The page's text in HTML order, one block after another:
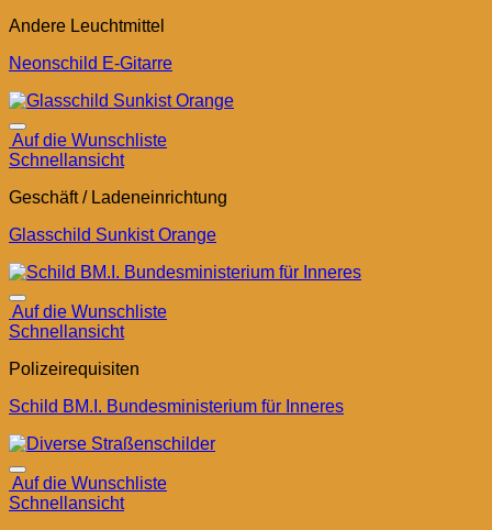
Andere Leuchtmittel
Neonschild E-Gitarre
Auf die Wunschliste
Schnellansicht
Geschäft / Ladeneinrichtung
Glasschild Sunkist Orange
Auf die Wunschliste
Schnellansicht
Polizeirequisiten
Schild BM.I. Bundesministerium für Inneres
Auf die Wunschliste
Schnellansicht